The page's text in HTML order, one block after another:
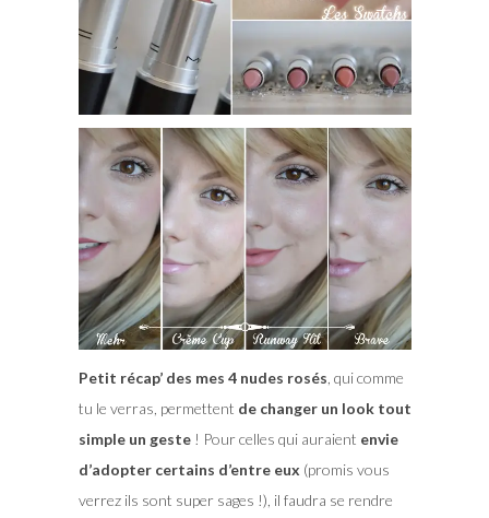
Petit récap’ des mes 4 nudes rosés , qui comme
tu le verras, permettent de changer un look tout
simple un geste ! Pour celles qui auraient envie
d’adopter certains d’entre eux (promis vous
verrez ils sont super sages !), il faudra se rendre